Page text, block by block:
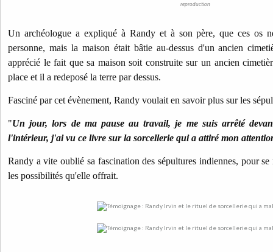
reproduction
Un archéologue a expliqué à Randy et à son père, que ces os
personne, mais la maison était bâtie au-dessus d'un ancien
apprécié le fait que sa maison soit construite sur un ancien
place et il a redeposé la terre par dessus.
Fasciné par cet évènement, Randy voulait en savoir plus sur les
"Un jour, lors de ma pause au travail, je me suis arrêté
l'intérieur, j'ai vu ce livre sur la sorcellerie qui a attiré mon
Randy a vite oublié sa fascination des sépultures indiennes, pour
les possibilités qu'elle offrait.